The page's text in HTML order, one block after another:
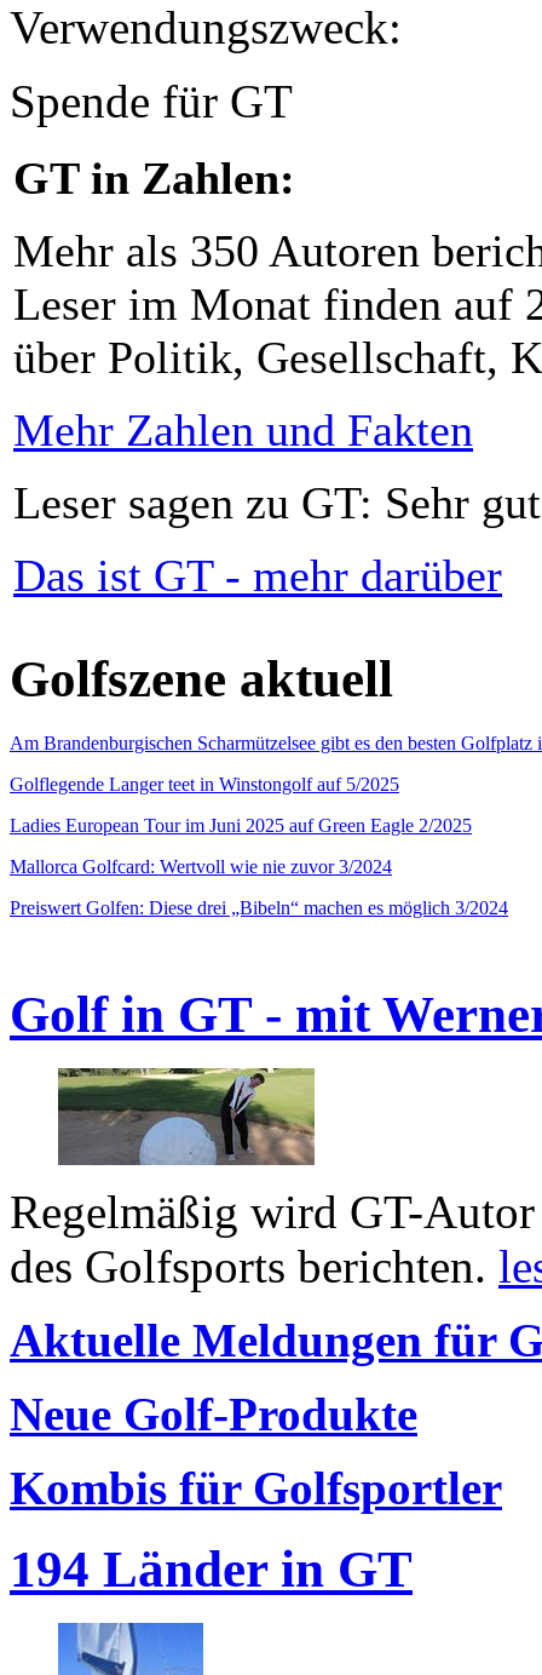
Verwendungszweck:
Spende für GT
GT in Zahlen:
Mehr als 350 Autoren
Leser im Monat finden auf
über Politik, Gesellschaft,
Mehr Zahlen und Fakten
Leser sagen zu GT: Sehr
Das ist GT - mehr darüber
Golfszene aktuell
Am Brandenburgischen Scharmützelsee gibt es den besten
Golflegende Langer teet in Winstongolf auf 5/2025
Ladies European Tour im Juni 2025 auf Green Eagle 2/2025
Mallorca Golfcard: Wertvoll wie nie zuvor 3/2024
Preiswert Golfen: Diese drei „Bibeln“ machen es möglich 3/2024
Golf in GT - mit
Regelmäßig wird GT-
des Golfsports berichten.
Aktuelle Meldungen für
Neue Golf-Produkte
Kombis für Golfsportler
194 Länder in GT